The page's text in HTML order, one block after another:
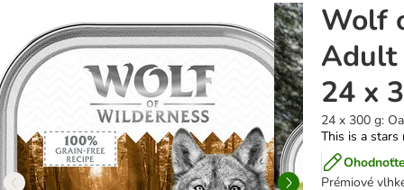
Wolf
Adult
24 x
24 x 300 g:
This is a stars
Prémiové